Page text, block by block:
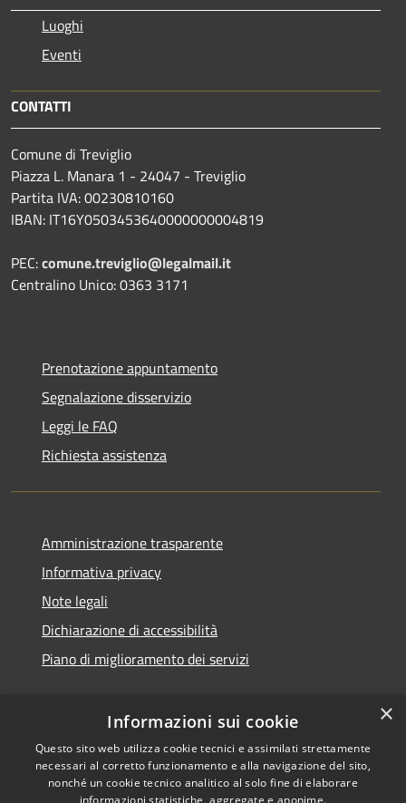
Luoghi
Eventi
CONTATTI
Comune di Treviglio
Piazza L. Manara 1 - 24047 - Treviglio
Partita IVA: 00230810160
IBAN: IT16Y0503453640000000004819
PEC:comune.treviglio@legalmail.it
Centralino Unico: 0363 3171
Prenotazione appuntamento
Segnalazione disservizio
Leggi le FAQ
Richiesta assistenza
Amministrazione trasparente
Informativa privacy
Note legali
Dichiarazione di accessibilità
Piano di miglioramento dei servizi
RSS
Accessibilità
Privacy
Copyright © 2026 • Comune di
Treviglio • Powered by
Municipium•Accesso
×
Informazioni sui cookie
Questo sito web utilizza cookie tecnici e assimilati strettamente
necessari al corretto funzionamento e alla navigazione del sito,
nonché un cookie tecnico analitico al solo fine di elaborare
informazioni statistiche, aggregate e anonime.